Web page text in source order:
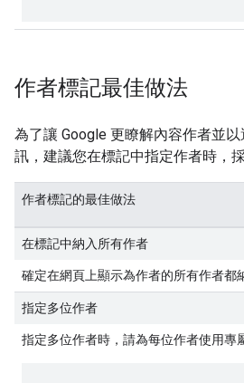
作者標記最佳做法
為了讓 Google 更瞭解內容作者並
訊，建議您在標記中指定作者時，
作者標記的最佳做法
在標記中納入所有作者
確定在網頁上顯示為作者的所有作者都
指定多位作者
指定多位作者時，請為每位作者使用專